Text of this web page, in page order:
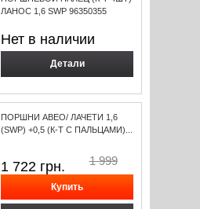
ЛАНОС 1,6 SWP 96350355
Нет в наличии
Детали
ПОРШНИ АВЕО/ ЛАЧЕТИ 1,6
(SWP) +0,5 (К-Т С ПАЛЬЦАМИ)...
1 722 грн. 1 999